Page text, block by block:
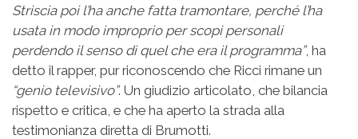
Striscia poi l’ha anche fatta tramontare, perché l’ha
usata in modo improprio per scopi personali
perdendo il senso di quel che era il programma”, ha
detto il rapper, pur riconoscendo che Ricci rimane un
“genio televisivo”. Un giudizio articolato, che bilancia
rispetto e critica, e che ha aperto la strada alla
testimonianza diretta di Brumotti.